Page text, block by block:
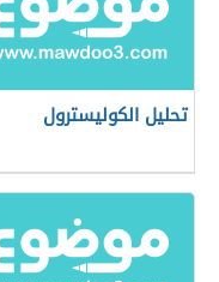
تحليل الكوليسترول